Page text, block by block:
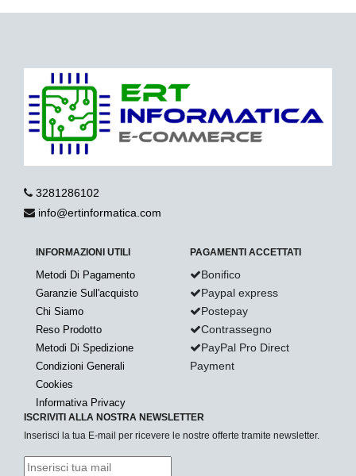
3281286102
info@ertinformatica.com
INFORMAZIONI UTILI
Metodi Di Pagamento
Garanzie Sull'acquisto
Chi Siamo
Reso Prodotto
Metodi Di Spedizione
Condizioni Generali
Cookies
Informativa Privacy
PAGAMENTI ACCETTATI
Bonifico
Paypal express
Postepay
Contrassegno
PayPal Pro Direct
Payment
ISCRIVITI ALLA NOSTRA NEWSLETTER
Inserisci la tua E-mail per ricevere le nostre offerte tramite newsletter.